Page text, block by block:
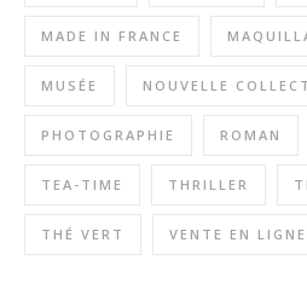
MADE IN FRANCE
MUSÉE NOUVELLE
PHOTOGRAPHIE ROMAN
TEA-TIME THRILLER
THÉ VERT VENTE EN LIGNE